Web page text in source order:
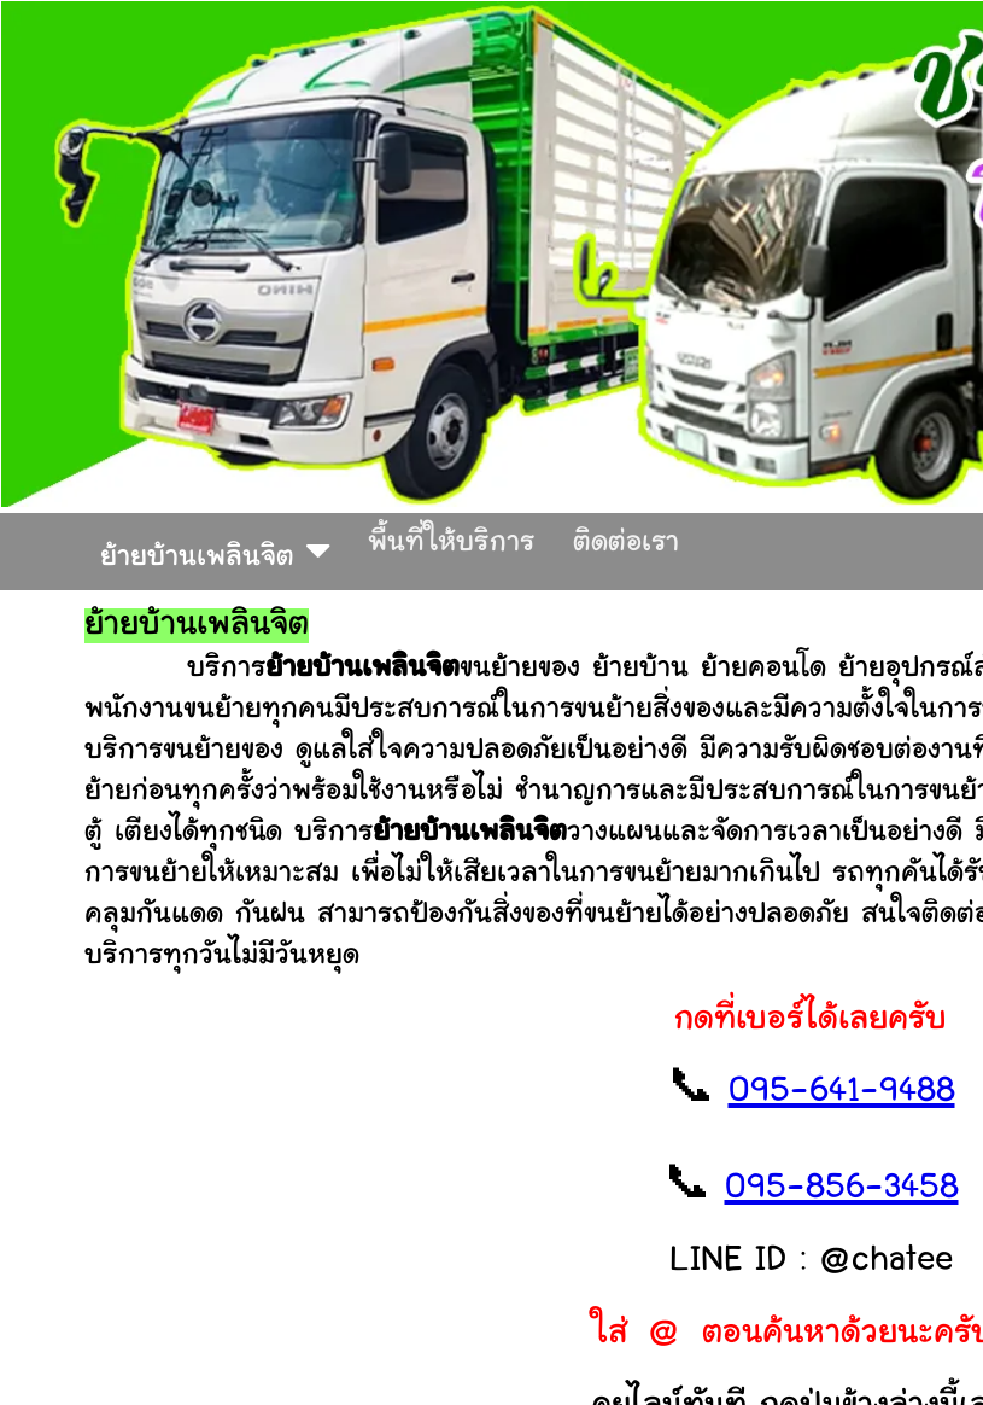
ย้ายบ้านเพลินจิต
พื้นที่ให้บริการ ติดต่อเรา
ย้ายบ้านเพลินจิต
บริการย้ายบ้านเพลินจิตขนย้ายของ ย้ายบ้าน ย้ายคอนโด ย้ายอุปกร
พนักงานขนย้ายทุกคนมีประสบการณ์ในการขนย้ายสิ่งของและมีความตั้งใจในกา
บริการขนย้ายของ ดูแลใส่ใจความปลอดภัยเป็นอย่างดี มีความรับผิดชอบต่อง
ย้ายก่อนทุกครั้งว่าพร้อมใช้งานหรือไม่ ชำนาญการและมีประสบการณ์ในการข
ตู้ เตียงได้ทุกชนิด บริการย้ายบ้านเพลินจิตวางแผนและจัดการเวลาเป็นอย่างดี
การขนย้ายให้เหมาะสม เพื่อไม่ให้เสียเวลาในการขนย้ายมากเกินไป รถทุกคันไ
คลุมกันแดด กันฝน สามารถป้องกันสิ่งของที่ขนย้ายได้อย่างปลอดภัย สนใจติดต่
บริการทุกวันไม่มีวันหยุด
กดที่เบอร์ได้เลยครับ
📞 095-641-9488
📞 095-856-3458
LINE ID : @chatee
ใส่ @ ตอนค้นหาด้วยนะครั